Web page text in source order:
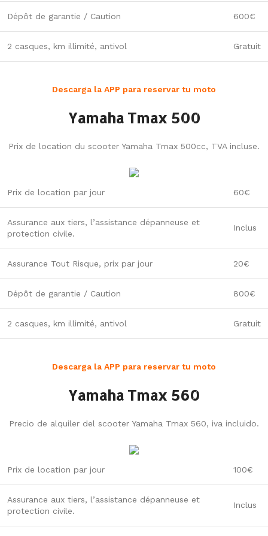
Dépôt de garantie / Caution 600€
2 casques, km illimité, antivol Gratuit
Descarga la APP para reservar tu moto
Yamaha Tmax 500
Prix de location du scooter Yamaha Tmax 500cc, TVA incluse.
Prix de location par jour 60€
Assurance aux tiers, l’assistance dépanneuse et
protection civile.
Inclus
Assurance Tout Risque, prix par jour 20€
Dépôt de garantie / Caution 800€
2 casques, km illimité, antivol Gratuit
Descarga la APP para reservar tu moto
Yamaha Tmax 560
Precio de alquiler del scooter Yamaha Tmax 560, iva incluido.
Prix de location par jour 100€
Assurance aux tiers, l’assistance dépanneuse et
protection civile.
Inclus